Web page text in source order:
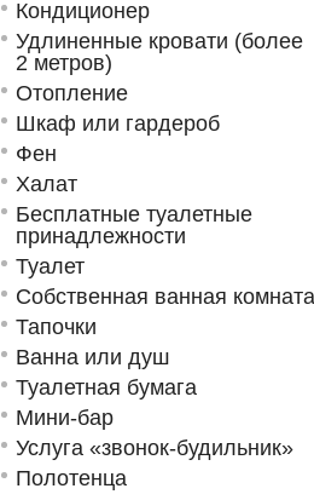
Кондиционер
Удлиненные кровати (более
2 метров)
Отопление
Шкаф или гардероб
Фен
Халат
Бесплатные туалетные
принадлежности
Туалет
Собственная ванная комната
Тапочки
Ванна или душ
Туалетная бумага
Мини-бар
Услуга «звонок-будильник»
Полотенца